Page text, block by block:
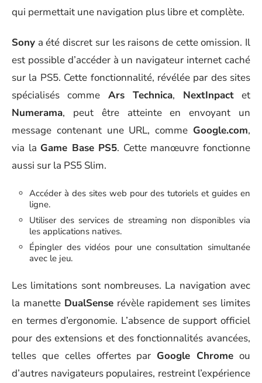
qui permettait une navigation plus libre et complète.
Sony a été discret sur les raisons de cette omission. Il
est possible d’accéder à un navigateur internet caché
sur la PS5. Cette fonctionnalité, révélée par des sites
spécialisés comme Ars Technica, NextInpactet
Numerama, peut être atteinte en envoyant un
message contenant une URL, comme Google.com,
via la Game Base PS5. Cette manœuvre fonctionne
aussi sur la PS5 Slim.
Accéder à des sites web pour des tutoriels et guides en
ligne.
Utiliser des services de streaming non disponibles via
les applications natives.
Épingler des vidéos pour une consultation simultanée
avec le jeu.
Les limitations sont nombreuses. La navigation avec
la manette DualSenserévèle rapidement ses limites
en termes d’ergonomie. L’absence de support officiel
pour des extensions et des fonctionnalités avancées,
telles que celles offertes par Google Chrome ou
d’autres navigateurs populaires, restreint l’expérience